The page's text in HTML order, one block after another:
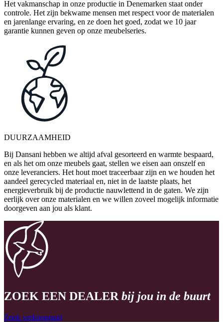
Het vakmanschap in onze productie in Denemarken staat onder
controle. Het zijn bekwame mensen met respect voor de materialen
en jarenlange ervaring, en ze doen het goed, zodat we 10 jaar
garantie kunnen geven op onze meubelseries.
DUURZAAMHEID
Bij Dansani hebben we altijd afval gesorteerd en warmte bespaard,
en als het om onze meubels gaat, stellen we eisen aan onszelf en
onze leveranciers. Het hout moet traceerbaar zijn en we houden het
aandeel gerecycled materiaal en, niet in de laatste plaats, het
energieverbruik bij de productie nauwlettend in de gaten. We zijn
eerlijk over onze materialen en we willen zoveel mogelijk informatie
doorgeven aan jou als klant.
ZOEK EEN DEALER bij jou in de buurt
Zoek verkooppunt